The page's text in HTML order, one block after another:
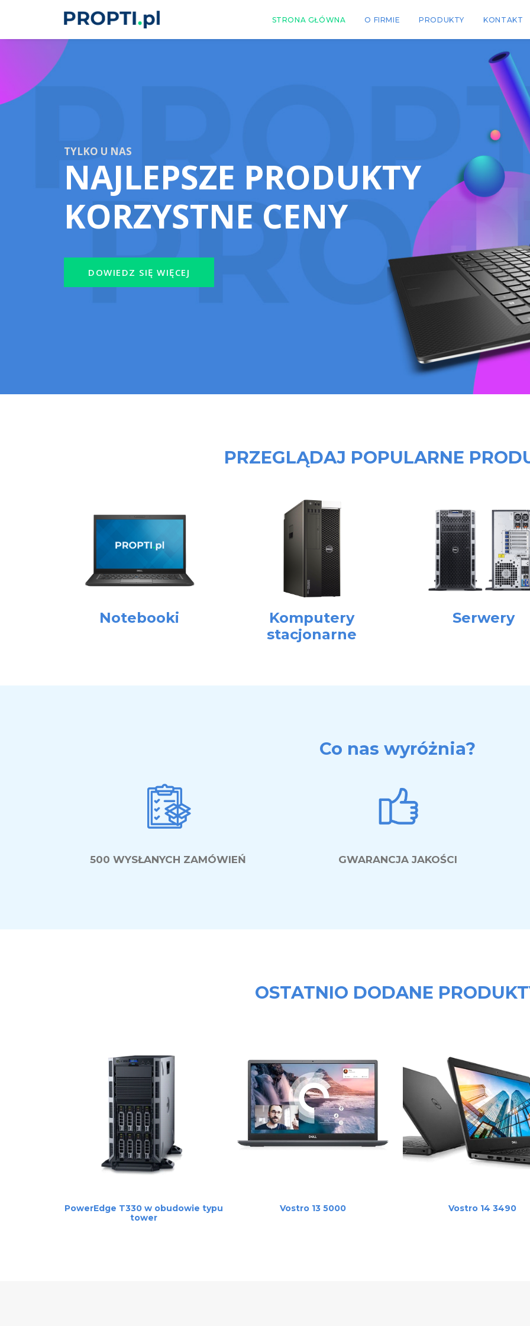
STRONA GŁÓWNA O FIRMIE PRODUKTY KONTAKT
TYLKO U NAS
NAJLEPSZE PRODUKTY
KORZYSTNE CENY
DOWIEDZ SIĘ WIĘCEJ
PRZEGLĄDAJ POPULARNE
Notebooki
Komputery
stacjonarne
Serwery
Co nas wyróżnia?
500 WYSŁANYCH ZAMÓWIEŃ GWARANCJA JAKOŚCI
OSTATNIO DODANE
CZYTAJ DALEJ
PowerEdge T330 w obudowie typu
tower
CZYTAJ DALEJ
Vostro 13 5000 CZYTAJ DALEJ
Vostro 14 3490